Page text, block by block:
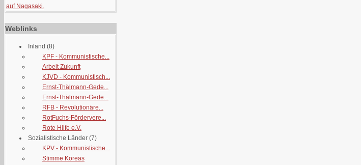
auf Nagasaki.
Weblinks
Inland (8)
KPF - Kommunistische...
Arbeit Zukunft
KJVD - Kommunistisch...
Ernst-Thälmann-Gede...
Ernst-Thälmann-Gede...
RFB - Revolutionäre...
RotFuchs-Fördervere...
Rote Hilfe e.V.
Sozialistische Länder (7)
KPV - Kommunistische...
Stimme Koreas